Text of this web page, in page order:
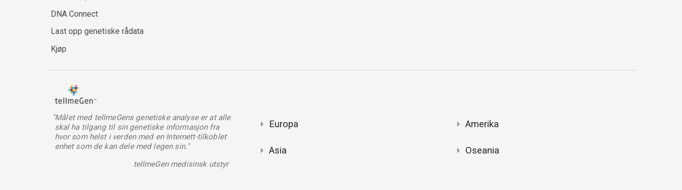
DNA Connect
Last opp genetiske rådata
Kjøp
"Målet med tellmeGens genetiske analyse er at alle
skal ha tilgang til sin genetiske informasjon fra
hvor som helst i verden med en Internett-tilkoblet
enhet som de kan dele med legen sin."
tellmeGen medisinsk utstyr
Europa
Asia
Amerika
Oseania